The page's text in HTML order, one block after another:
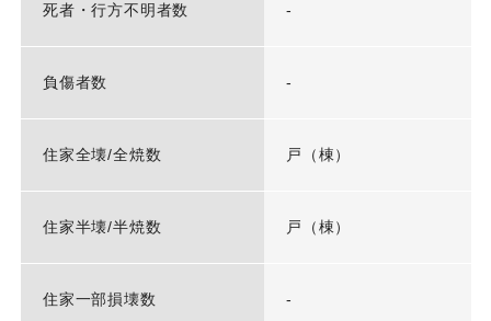
死者・行方不明者数 -
負傷者数 -
住家全壊/全焼数 戸（棟）
住家半壊/半焼数 戸（棟）
住家一部損壊数 -